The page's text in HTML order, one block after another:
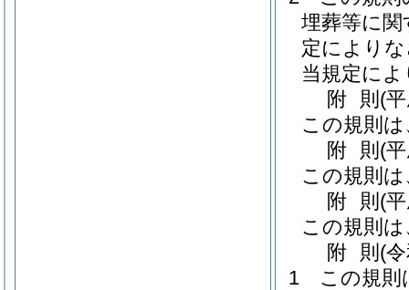
埋葬等に関
定により
当規定に
附 則 (
この規則
附 則 (
この規則
附 則 (
この規則
附 則 (
1
この規則